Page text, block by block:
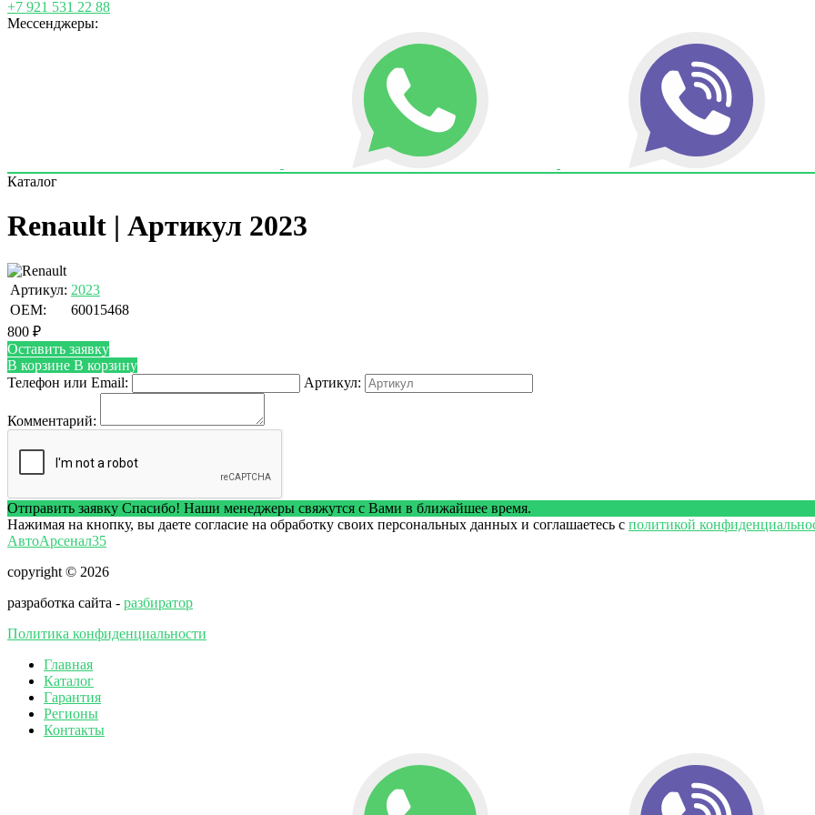
+7 921 531 22 88
Мессенджеры:
Каталог
Renault | Артикул 2023
Артикул: 2023
OEM:
60015468
800 ₽
Оставить заявку
В корзине В корзину
Телефон или Email:
Артикул:
Комментарий:
Отправить заявку Спасибо! Наши менеджеры свяжутся с Вами в ближайшее время.
Нажимая на кнопку, вы даете согласие на обработку своих персональных данных и соглашаетесь с политикой
АвтоАрсенал35
copyright © 2026
разработка сайта - разбиратор
Политика конфиденциальности
Главная
Каталог
Гарантия
Регионы
Контакты